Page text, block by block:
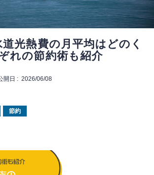
光熱費の月平均はどのく
れの節約術も紹介
開日 : 2026/06/08
節約